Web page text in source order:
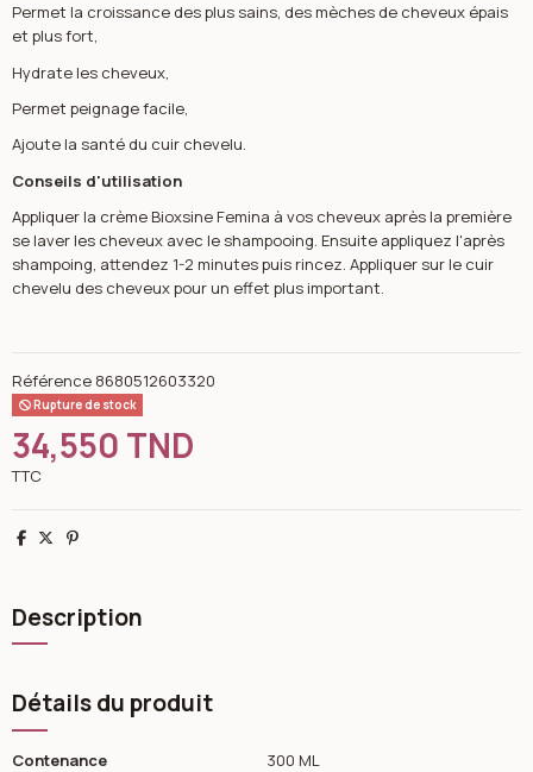
Permet la croissance des plus sains, des mèches de cheveux épais
et plus fort,
Hydrate les cheveux,
Permet peignage facile,
Ajoute la santé du cuir chevelu.
Conseils d'utilisation
Appliquer la crème Bioxsine Femina à vos cheveux après la première
se laver les cheveux avec le shampooing. Ensuite appliquez l'après
shampoing, attendez 1-2 minutes puis rincez. Appliquer sur le cuir
chevelu des cheveux pour un effet plus important.
Référence 8680512603320
Rupture de stock
34,550 TND
TTC
Partager
TweetPinterest
Description
Détails du produit
Contenance
300 ML